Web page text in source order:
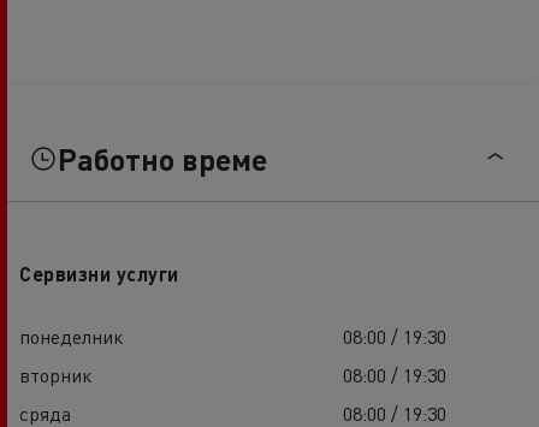
Работно време
Сервизни услуги
понеделник
08:00 / 19:30
вторник
08:00 / 19:30
сряда
08:00 / 19:30